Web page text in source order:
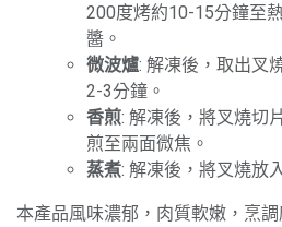
200度烤約10-15分鐘至
醬。
微波爐: 解凍後，取出叉
2-3分鐘。
香煎: 解凍後，將叉燒切
煎至兩面微焦。
蒸煮: 解凍後，將叉燒放
本產品風味濃郁，肉質軟嫩，烹